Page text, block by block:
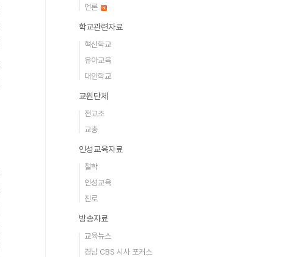
언론
학교관련자료
혁신학교
유아교육
대안학교
교원단체
전교조
교총
인성교육자료
철학
인성교육
진로
방송자료
교육뉴스
경남 CBS 시사 포커스